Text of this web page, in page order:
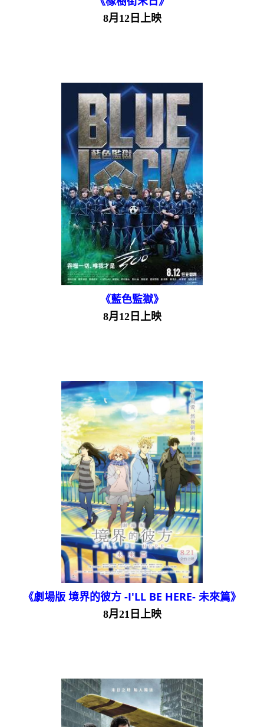
8月12日上映
《藍色監獄》
8月12日上映
《劇場版 境界的彼方 -I'LL BE HERE- 未來篇》
8月21日上映